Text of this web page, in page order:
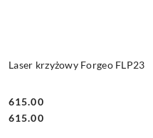
Laser krzyżowy Forgeo FLP23
Cena:
615.00
Cena:
615.00